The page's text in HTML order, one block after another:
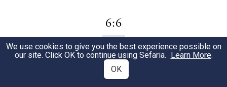
6:6
וישלח עוזה.הושיט את ידו:
We use cookies to give you the best experience possible on
our site. Click OK to continue using Sefaria. Learn More.
OK